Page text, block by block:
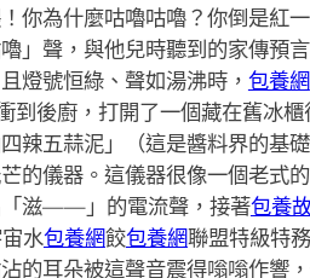
你為什麼咕嚕咕嚕？你倒是紅
」聲，與他兒時聽到的家傳預
燈號恒綠、聲如湯沸時， 包養網
後廚，打開了一個藏在舊冰
辣五蒜泥」（這是醬料界的基
的儀器。這儀器很像一個老式
「滋——」的電流聲，接著包養
水包養網餃包養網聯盟特級特
的耳朵被這聲音震得嗡嗡作響